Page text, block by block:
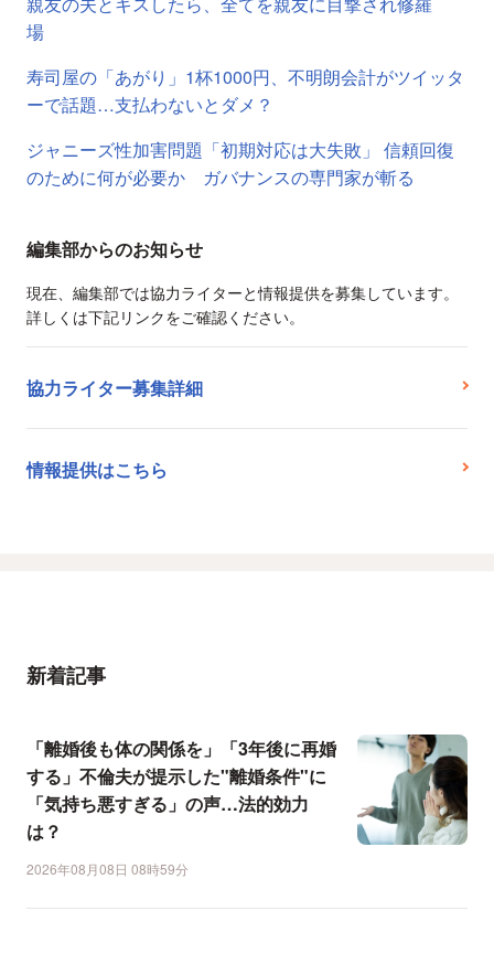
場
寿司屋の「あがり」1杯1000円、不明朗会計がツイッタ
ーで話題…支払わないとダメ？
ジャニーズ性加害問題「初期対応は大失敗」 信頼回復
のために何が必要か ガバナンスの専門家が斬る
編集部からのお知らせ
現在、編集部では協力ライターと情報提供を募集しています。
詳しくは下記リンクをご確認ください。
協力ライター募集詳細
情報提供はこちら
新着記事
「離婚後も体の関係を」「3年後に再婚
する」不倫夫が提示した"離婚条件"に
「気持ち悪すぎる」の声…法的効力
は？
2026年08月08日 08時59分